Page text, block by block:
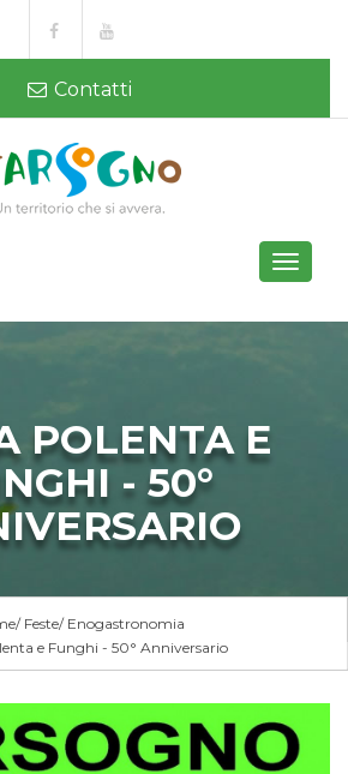
Contatti
Toggle
POLENTA E
- 50°
Feste Enogastronomia
e Funghi - 50° Anniversario